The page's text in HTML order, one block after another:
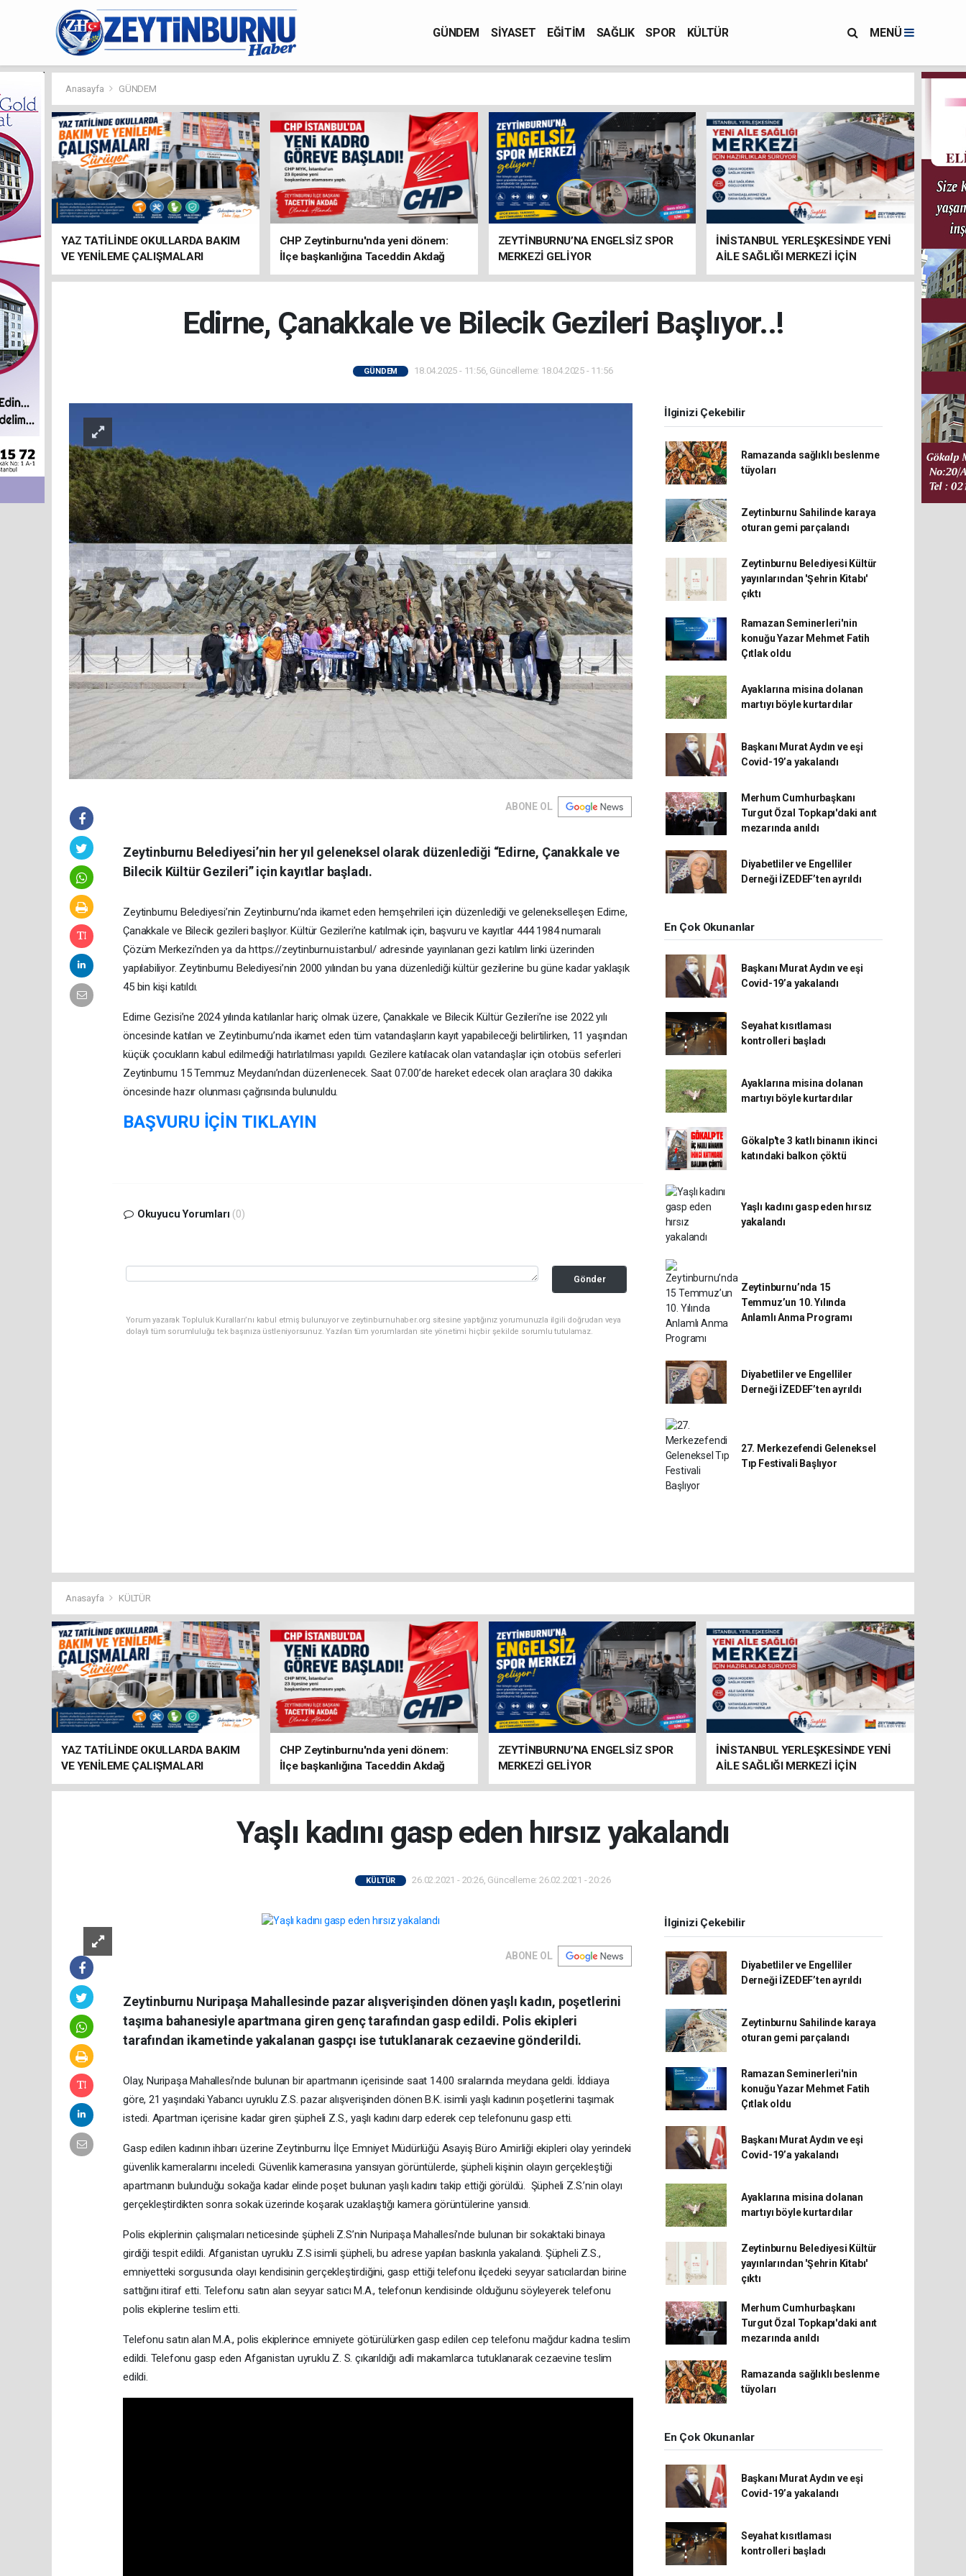
GÜNDEM SİYASET EĞİTİM SAĞLIK SPOR KÜLTÜR MENÜ
Anasayfa GÜNDEM
YAZ TATİLİNDE OKULLARDA BAKIM
VE YENİLEME ÇALIŞMALARI
SÜRÜYOR
CHP Zeytinburnu'nda yeni dönem:
İlçe başkanlığına Taceddin Akdağ
atandı
ZEYTİNBURNU’NA ENGELSİZ SPOR
MERKEZİ GELİYOR
İNİSTANBUL YERLEŞKESİNDE YENİ
AİLE SAĞLIĞI MERKEZİ İÇİN
HAZIRLIKLAR SÜRÜYOR
Edirne, Çanakkale ve Bilecik Gezileri Başlıyor..!
GÜNDEM 18.04.2025 - 11:56, Güncelleme: 18.04.2025 - 11:56
ABONE OL
Zeytinburnu Belediyesi’nin her yıl geleneksel olarak düzenlediği “Edirne, Çanakkale ve
Bilecik Kültür Gezileri” için kayıtlar başladı.
Zeytinburnu Belediyesi’nin Zeytinburnu’nda ikamet eden hemşehrileri için düzenlediği ve gelenekselleşen Edirne,
Çanakkale ve Bilecik gezileri başlıyor. Kültür Gezileri’ne katılmak için, başvuru ve kayıtlar 444 1984 numaralı
Çözüm Merkezi’nden ya da https://zeytinburnu.istanbul/ adresinde yayınlanan gezi katılım linki üzerinden
yapılabiliyor. Zeytinburnu Belediyesi’nin 2000 yılından bu yana düzenlediği kültür gezilerine bu güne kadar yaklaşık
45 bin kişi katıldı.
Edirne Gezisi’ne 2024 yılında katılanlar hariç olmak üzere, Çanakkale ve Bilecik Kültür Gezileri’ne ise 2022 yılı
öncesinde katılan ve Zeytinburnu’nda ikamet eden tüm vatandaşların kayıt yapabileceği belirtilirken, 11 yaşından
küçük çocukların kabul edilmediği hatırlatılması yapıldı. Gezilere katılacak olan vatandaşlar için otobüs seferleri
Zeytinburnu 15 Temmuz Meydanı’ndan düzenlenecek. Saat 07.00’de hareket edecek olan araçlara 30 dakika
öncesinde hazır olunması çağrısında bulunuldu.
BAŞVURU İÇİN TIKLAYIN
Okuyucu Yorumları (0)
Gönder
Yorum yazarak Topluluk Kuralları’nı kabul etmiş bulunuyor ve zeytinburnuhaber.org sitesine yaptığınız yorumunuzla ilgili doğrudan veya
dolaylı tüm sorumluluğu tek başınıza üstleniyorsunuz. Yazılan tüm yorumlardan site yönetimi hiçbir şekilde sorumlu tutulamaz.
İlginizi Çekebilir
Ramazanda sağlıklı beslenme
tüyoları
Zeytinburnu Sahilinde karaya
oturan gemi parçalandı
Zeytinburnu Belediyesi Kültür
yayınlarından 'Şehrin Kitabı'
çıktı
Ramazan Seminerleri'nin
konuğu Yazar Mehmet Fatih
Çıtlak oldu
Ayaklarına misina dolanan
martıyı böyle kurtardılar
Başkanı Murat Aydın ve eşi
Covid-19’a yakalandı
Merhum Cumhurbaşkanı
Turgut Özal Topkapı'daki anıt
mezarında anıldı
Diyabetliler ve Engelliler
Derneği İZEDEF’ten ayrıldı
En Çok Okunanlar
Başkanı Murat Aydın ve eşi
Covid-19’a yakalandı
Seyahat kısıtlaması
kontrolleri başladı
Ayaklarına misina dolanan
martıyı böyle kurtardılar
Gökalp'te 3 katlı binanın ikinci
katındaki balkon çöktü
Yaşlı kadını gasp eden hırsız
yakalandı
Zeytinburnu’nda 15
Temmuz’un 10. Yılında
Anlamlı Anma Programı
Diyabetliler ve Engelliler
Derneği İZEDEF’ten ayrıldı
27. Merkezefendi Geleneksel
Tıp Festivali Başlıyor
Anasayfa KÜLTÜR
YAZ TATİLİNDE OKULLARDA BAKIM
VE YENİLEME ÇALIŞMALARI
SÜRÜYOR
CHP Zeytinburnu'nda yeni dönem:
İlçe başkanlığına Taceddin Akdağ
atandı
ZEYTİNBURNU’NA ENGELSİZ SPOR
MERKEZİ GELİYOR
İNİSTANBUL YERLEŞKESİNDE YENİ
AİLE SAĞLIĞI MERKEZİ İÇİN
HAZIRLIKLAR SÜRÜYOR
Yaşlı kadını gasp eden hırsız yakalandı
KÜLTÜR 26.02.2021 - 20:26, Güncelleme: 26.02.2021 - 20:26
ABONE OL
Zeytinburnu Nuripaşa Mahallesinde pazar alışverişinden dönen yaşlı kadın, poşetlerini
taşıma bahanesiyle apartmana giren genç tarafından gasp edildi. Polis ekipleri
tarafından ikametinde yakalanan gaspçı ise tutuklanarak cezaevine gönderildi.
Olay, Nuripaşa Mahallesi’nde bulunan bir apartmanın içerisinde saat 14.00 sıralarında meydana geldi. İddiaya
göre, 21 yaşındaki Yabancı uyruklu Z.S. pazar alışverişinden dönen B.K. isimli yaşlı kadının poşetlerini taşımak
istedi. Apartman içerisine kadar giren şüpheli Z.S., yaşlı kadını darp ederek cep telefonunu gasp etti.
Gasp edilen kadının ihbarı üzerine Zeytinburnu İlçe Emniyet Müdürlüğü Asayiş Büro Amirliği ekipleri olay yerindeki
güvenlik kameralarını inceledi. Güvenlik kamerasına yansıyan görüntülerde, şüpheli kişinin olayın gerçekleştiği
apartmanın bulunduğu sokağa kadar elinde poşet bulunan yaşlı kadını takip ettiği görüldü. Şüpheli Z.S.’nin olayı
gerçekleştirdikten sonra sokak üzerinde koşarak uzaklaştığı kamera görüntülerine yansıdı.
Polis ekiplerinin çalışmaları neticesinde şüpheli Z.S’nin Nuripaşa Mahallesi’nde bulunan bir sokaktaki binaya
girdiği tespit edildi. Afganistan uyruklu Z.S isimli şüpheli, bu adrese yapılan baskınla yakalandı. Şüpheli Z.S.,
emniyetteki sorgusunda olayı kendisinin gerçekleştirdiğini, gasp ettiği telefonu ilçedeki seyyar satıcılardan birine
sattığını itiraf etti. Telefonu satın alan seyyar satıcı M.A., telefonun kendisinde olduğunu söyleyerek telefonu
polis ekiplerine teslim etti.
Telefonu satın alan M.A., polis ekiplerince emniyete götürülürken gasp edilen cep telefonu mağdur kadına teslim
edildi. Telefonu gasp eden Afganistan uyruklu Z. S. çıkarıldığı adli makamlarca tutuklanarak cezaevine teslim
edildi.
İlginizi Çekebilir
Diyabetliler ve Engelliler
Derneği İZEDEF’ten ayrıldı
Zeytinburnu Sahilinde karaya
oturan gemi parçalandı
Ramazan Seminerleri'nin
konuğu Yazar Mehmet Fatih
Çıtlak oldu
Başkanı Murat Aydın ve eşi
Covid-19’a yakalandı
Ayaklarına misina dolanan
martıyı böyle kurtardılar
Zeytinburnu Belediyesi Kültür
yayınlarından 'Şehrin Kitabı'
çıktı
Merhum Cumhurbaşkanı
Turgut Özal Topkapı'daki anıt
mezarında anıldı
Ramazanda sağlıklı beslenme
tüyoları
En Çok Okunanlar
Başkanı Murat Aydın ve eşi
Covid-19’a yakalandı
Seyahat kısıtlaması
kontrolleri başladı